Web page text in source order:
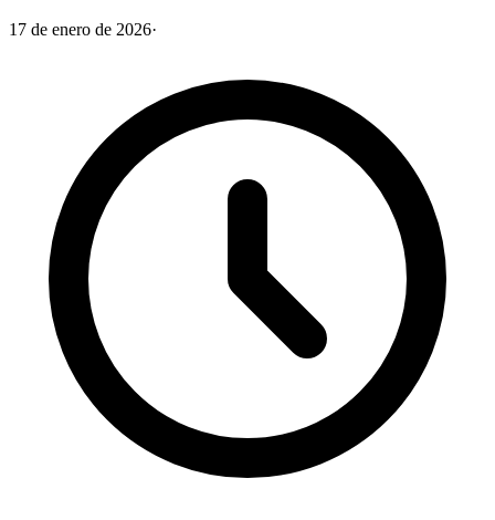
17 de enero de 2026·